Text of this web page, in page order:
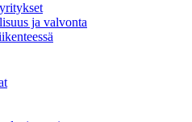
ja valvonta